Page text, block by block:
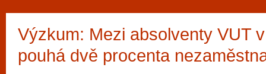
Výzkum: Mezi absolventy VUT
pouhá dvě procenta
Průvodce
Brně: Od